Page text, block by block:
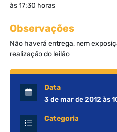
Data
3 de mar de 2012 às
Categoria
às 17:30 horas
Observações
Não haverá entrega, nem
realização do leilão